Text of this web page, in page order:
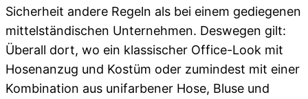
Sicherheit andere Regeln als bei einem gediegenen
mittelständischen Unternehmen. Deswegen gilt:
Überall dort, wo ein klassischer Office-Look mit
Hosenanzug und Kostüm oder zumindest mit einer
Kombination aus unifarbener Hose, Bluse und